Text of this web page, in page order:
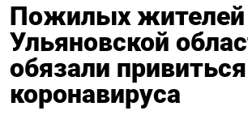
Пожилых жителей
Ульяновской
обязали
коронавируса